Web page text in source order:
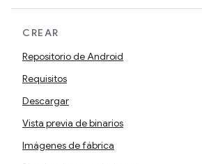
CREAR
Repositorio de Android
Requisitos
Descargar
Vista previa de binarios
Imágenes de fábrica